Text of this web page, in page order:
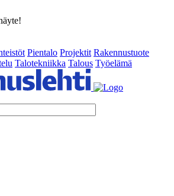
Pientalo Projektit Rakennustuote
Talotekniikka Talous Työelämä